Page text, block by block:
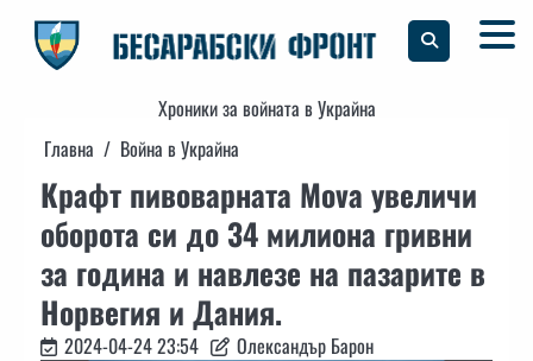
content
Хроники за войната в Украйна
Главна
Война в Украйна
Крафт пивоварната Mova увеличи
оборота си до 34 милиона гривни
за година и навлезе на пазарите в
Норвегия и Дания.
2024-04-24 23:54 Олександър Барон